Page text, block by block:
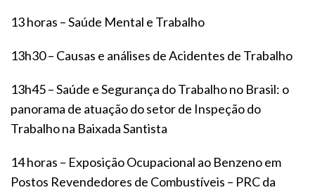
13 horas – Saúde Mental e Trabalho
13h30 – Causas e análises de Acidentes de Trabalho
13h45 – Saúde e Segurança do Trabalho no Brasil: o
panorama de atuação do setor de Inspeção do
Trabalho na Baixada Santista
14 horas – Exposição Ocupacional ao Benzeno em
Postos Revendedores de Combustíveis – PRC da